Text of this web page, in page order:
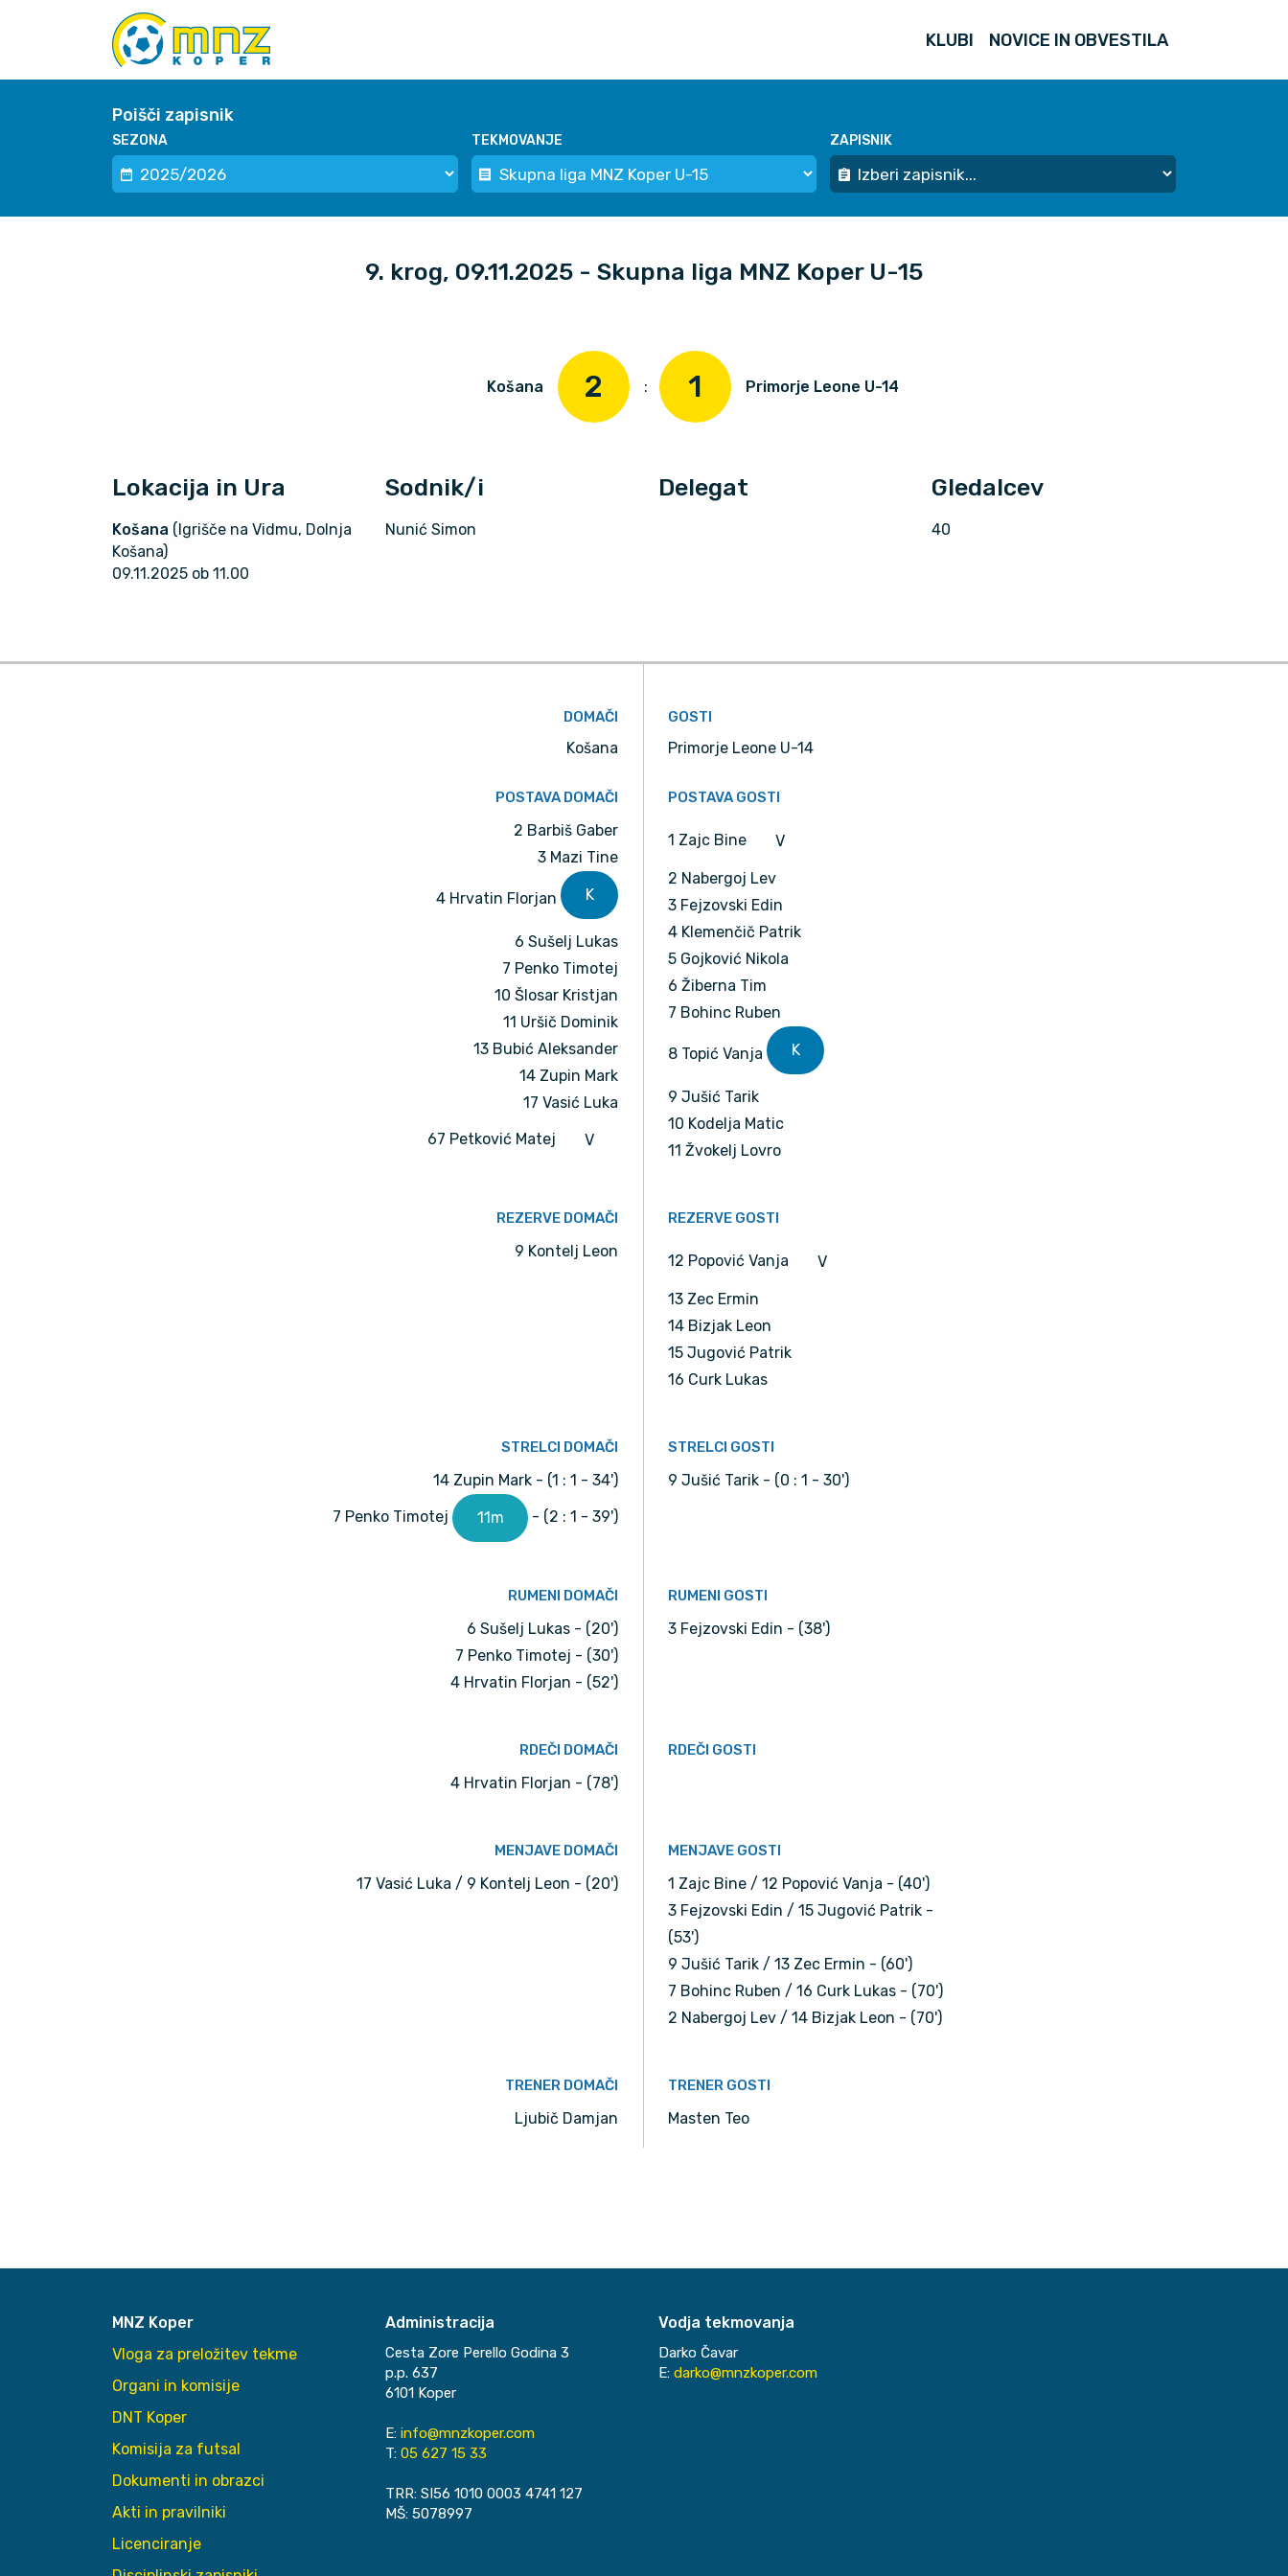
KLUBI NOVICE IN OBVESTILA
Poišči zapisnik
SEZONA TEKMOVANJE ZAPISNIK
9. krog, 09.11.2025 - Skupna liga MNZ Koper U-15
Košana 2 : 1 Primorje Leone U-14
Lokacija in Ura
Košana (Igrišče na Vidmu, Dolnja
Košana)
09.11.2025 ob 11.00
Sodnik/i
Nunić Simon
Delegat Gledalcev
40
DOMAČI
Košana
GOSTI
Primorje Leone U-14
POSTAVA DOMAČI
2 Barbiš Gaber
3 Mazi Tine
4 Hrvatin Florjan K
6 Sušelj Lukas
7 Penko Timotej
10 Šlosar Kristjan
11 Uršič Dominik
13 Bubić Aleksander
14 Zupin Mark
17 Vasić Luka
67 Petković Matej V
POSTAVA GOSTI
1 Zajc Bine V
2 Nabergoj Lev
3 Fejzovski Edin
4 Klemenčič Patrik
5 Gojković Nikola
6 Žiberna Tim
7 Bohinc Ruben
8 Topić Vanja K
9 Jušić Tarik
10 Kodelja Matic
11 Žvokelj Lovro
REZERVE DOMAČI
9 Kontelj Leon
REZERVE GOSTI
12 Popović Vanja V
13 Zec Ermin
14 Bizjak Leon
15 Jugović Patrik
16 Curk Lukas
STRELCI DOMAČI
14 Zupin Mark - (1 : 1 - 34')
7 Penko Timotej 11m - (2 : 1 - 39')
STRELCI GOSTI
9 Jušić Tarik - (0 : 1 - 30')
RUMENI DOMAČI
6 Sušelj Lukas - (20')
7 Penko Timotej - (30')
4 Hrvatin Florjan - (52')
RUMENI GOSTI
3 Fejzovski Edin - (38')
RDEČI DOMAČI
4 Hrvatin Florjan - (78')
RDEČI GOSTI
MENJAVE DOMAČI
17 Vasić Luka / 9 Kontelj Leon - (20')
MENJAVE GOSTI
1 Zajc Bine / 12 Popović Vanja - (40')
3 Fejzovski Edin / 15 Jugović Patrik -
(53')
9 Jušić Tarik / 13 Zec Ermin - (60')
7 Bohinc Ruben / 16 Curk Lukas - (70')
2 Nabergoj Lev / 14 Bizjak Leon - (70')
TRENER DOMAČI
Ljubič Damjan
TRENER GOSTI
Masten Teo
MNZ Koper
Vloga za preložitev tekme
Organi in komisije
DNT Koper
Komisija za futsal
Dokumenti in obrazci
Akti in pravilniki
Licenciranje
Administracija
Cesta Zore Perello Godina 3
p.p. 637
6101 Koper
E: info@mnzkoper.com
T: 05 627 15 33
TRR: SI56 1010 0003 4741 127
MŠ: 5078997
Vodja tekmovanja
Darko Čavar
E: darko@mnzkoper.com